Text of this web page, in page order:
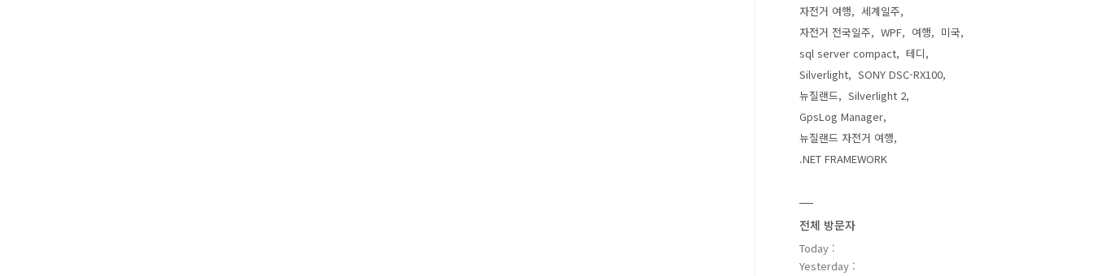
자전거 여행
세계일주
자전거 전국일주
WPF 여행
미국
sql server compact
테디
Silverlight
SONY DSC-RX100
뉴질랜드
Silverlight 2
GpsLog Manager
뉴질랜드 자전거 여행
.NET FRAMEWORK
전체 방문자
Today :
Yesterday :